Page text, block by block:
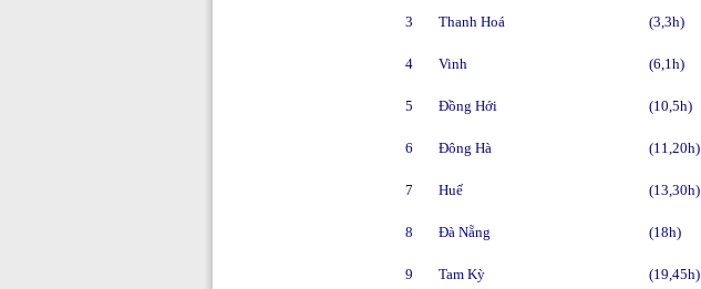
3 Thanh Hoá (3,3h)
4 Vinh (6,1h)
5 Đồng Hới (10,5h)
6 Đông Hà (11,20h)
7 Huế (13,30h)
8 Đà Nẵng (18h)
9 Tam Kỳ (19,45h)